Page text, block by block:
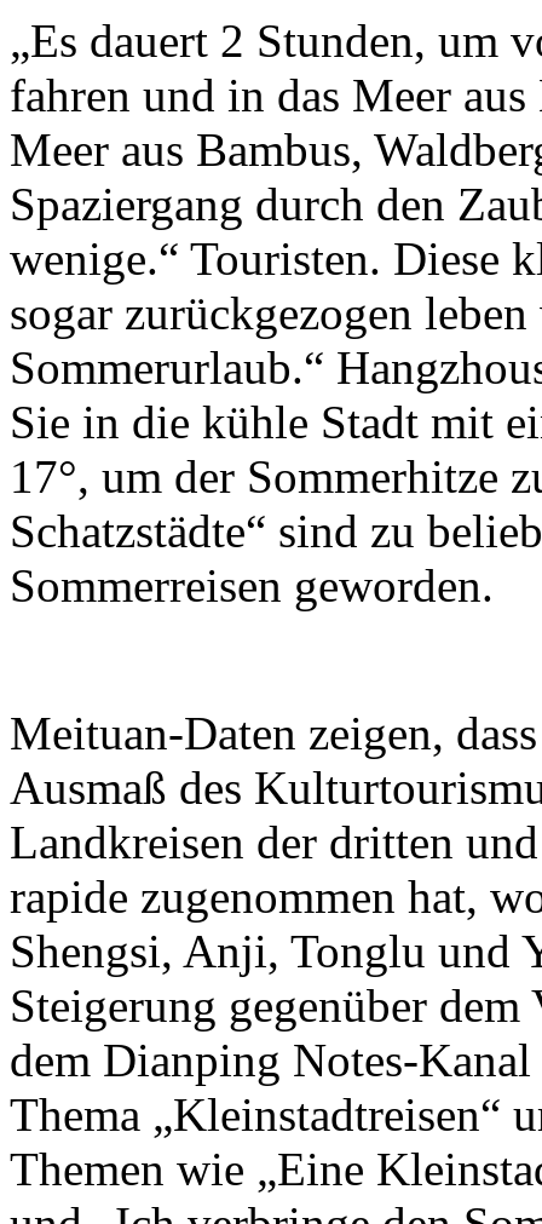
„Es dauert 2 Stunden, um
fahren und in das Meer
Meer aus Bambus,
Spaziergang durch den
wenige.“ Touristen. Diese
sogar zurückgezogen
Sommerurlaub.“
Sie in die kühle Stadt mit
17°, um der Sommerhitze
Schatzstädte“ sind zu
Sommerreisen geworden.
Meituan-Daten zeigen,
Ausmaß des
Landkreisen der dritten
rapide zugenommen hat,
Shengsi, Anji, Tonglu und
Steigerung gegenüber
dem Dianping Notes-
Thema „Kleinstadtreisen“
Themen wie „Eine